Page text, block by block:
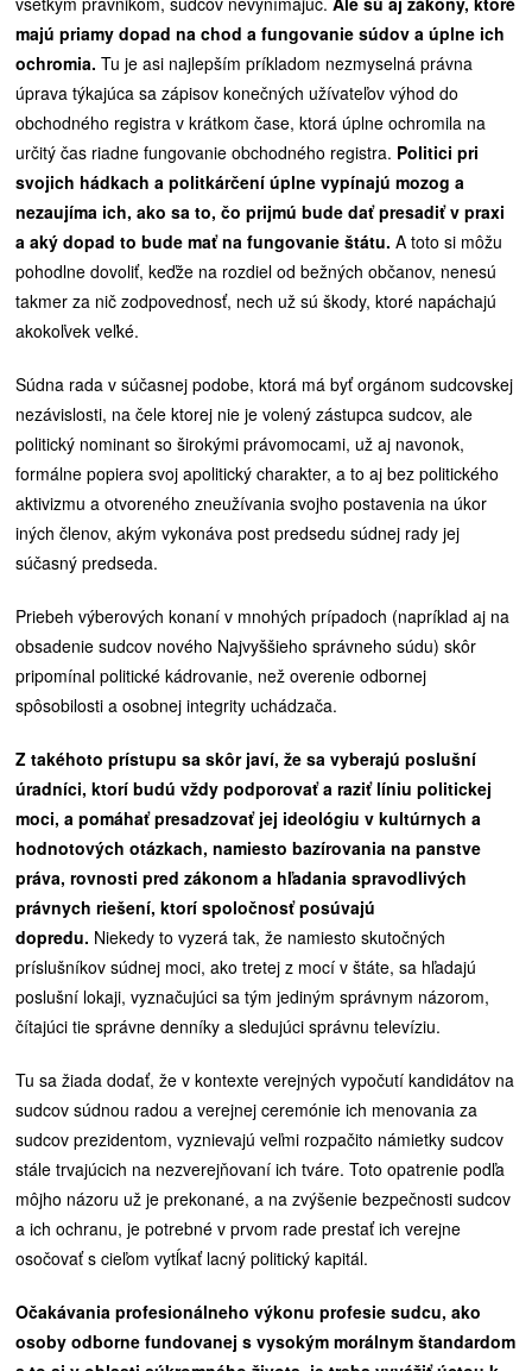
majú priamy dopad na chod a fungovanie súdov a úplne ich
ochromia.Tu je asi najlepším príkladom nezmyselná právna
úprava týkajúca sa zápisov konečných užívateľov výhod do
obchodného registra v krátkom čase, ktorá úplne ochromila na
určitý čas riadne fungovanie obchodného registra. Politici pri
svojich hádkach a politkárčení úplne vypínajú mozog a
nezaujíma ich, ako sa to, čo prijmú bude dať presadiť v praxi
a aký dopad to bude mať na fungovanie štátu.A toto si môžu
pohodlne dovoliť, keďže na rozdiel od bežných občanov, nenesú
takmer za nič zodpovednosť, nech už sú škody, ktoré napáchajú
akokoľvek veľké.
Súdna rada v súčasnej podobe, ktorá má byť orgánom sudcovskej
nezávislosti, na čele ktorej nie je volený zástupca sudcov, ale
politický nominant so širokými právomocami, už aj navonok,
formálne popiera svoj apolitický charakter, a to aj bez politického
aktivizmu a otvoreného zneužívania svojho postavenia na úkor
iných členov, akým vykonáva post predsedu súdnej rady jej
súčasný predseda.
Priebeh výberových konaní v mnohých prípadoch (napríklad aj na
obsadenie sudcov nového Najvyššieho správneho súdu) skôr
pripomínal politické kádrovanie, než overenie odbornej
spôsobilosti a osobnej integrity uchádzača.
Z takéhoto prístupu sa skôr javí, že sa vyberajú poslušní
úradníci, ktorí budú vždy podporovať a raziť líniu politickej
moci, a pomáhať presadzovať jej ideológiu v kultúrnych a
hodnotových otázkach, namiesto bazírovania na panstve
práva, rovnosti pred zákonom a hľadania spravodlivých
právnych riešení, ktorí spoločnosť posúvajú
dopredu. Niekedy to vyzerá tak, že namiesto skutočných
príslušníkov súdnej moci, ako tretej z mocí v štáte, sa hľadajú
poslušní lokaji, vyznačujúci sa tým jediným správnym názorom,
čítajúci tie správne denníky a sledujúci správnu televíziu.
Tu sa žiada dodať, že v kontexte verejných vypočutí kandidátov na
sudcov súdnou radou a verejnej ceremónie ich menovania za
sudcov prezidentom, vyznievajú veľmi rozpačito námietky sudcov
stále trvajúcich na nezverejňovaní ich tváre. Toto opatrenie podľa
môjho názoru už je prekonané, a na zvýšenie bezpečnosti sudcov
a ich ochranu, je potrebné v prvom rade prestať ich verejne
osočovať s cieľom vytĺkať lacný politický kapitál.
Očakávania profesionálneho výkonu profesie sudcu, ako
osoby odborne fundovanej s vysokým morálnym štandardom